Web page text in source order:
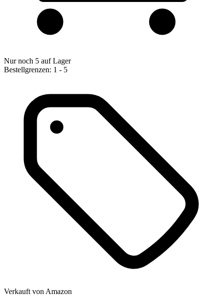
Nur noch 5 auf Lager
Bestellgrenzen: 1 - 5
Verkauft von Amazon